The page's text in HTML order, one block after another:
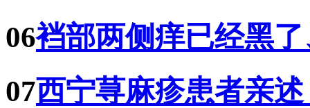
06裆部两侧痒已经黑
07西宁荨麻疹患者亲